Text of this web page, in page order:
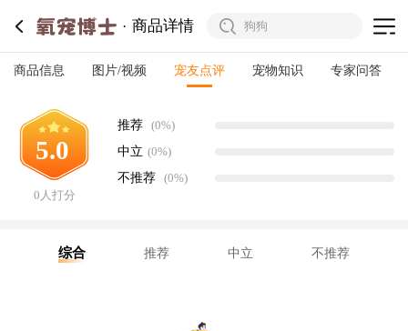
商品详情
商品信息 图片/视频 宠友点评 宠物知识 专家问答
0人打分
5.0
推荐 (0%)
中立 (0%)
不推荐 (0%)
综合 推荐 中立 不推荐